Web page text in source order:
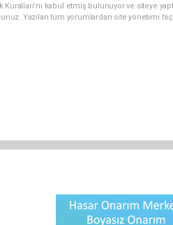
Kuralları’nı kabul etmiş bulunuyor ve siteye
Yazılan tüm yorumlardan site yönetimi